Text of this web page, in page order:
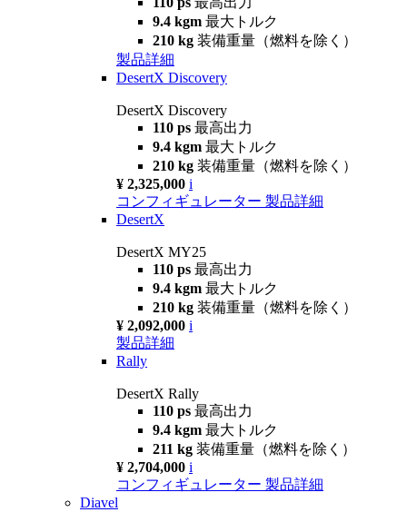
9.4 kgm 最大トルク
210 kg 装備重量（燃料を除く）
製品詳細
DesertX Discovery
DesertX Discovery
110 ps 最高出力
9.4 kgm 最大トルク
210 kg 装備重量（燃料を除く）
¥ 2,325,000 i
コンフィギュレーター 製品詳細
DesertX
DesertX MY25
110 ps 最高出力
9.4 kgm 最大トルク
210 kg 装備重量（燃料を除く）
¥ 2,092,000 i
製品詳細
Rally
DesertX Rally
110 ps 最高出力
9.4 kgm 最大トルク
211 kg 装備重量（燃料を除く）
¥ 2,704,000 i
コンフィギュレーター 製品詳細
Diavel